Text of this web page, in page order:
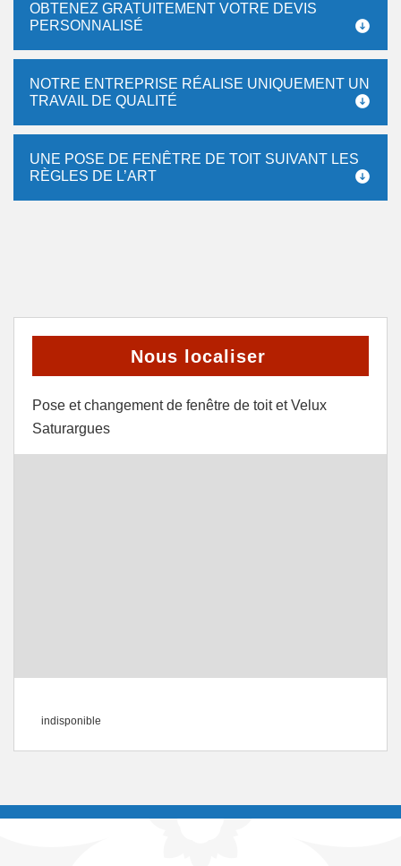
OBTENEZ GRATUITEMENT VOTRE DEVIS
PERSONNALISÉ
NOTRE ENTREPRISE RÉALISE UNIQUEMENT UN
TRAVAIL DE QUALITÉ
UNE POSE DE FENÊTRE DE TOIT SUIVANT LES
RÈGLES DE L’ART
Nous localiser
Pose et changement de fenêtre de toit et Velux
Saturargues
indisponible